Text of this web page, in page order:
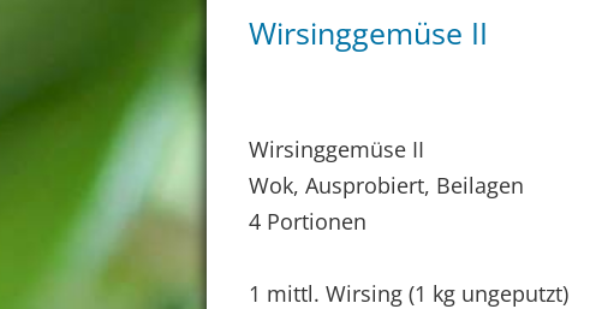
Wirsinggemüse II
Wirsinggemüse II
Wok, Ausprobiert, Beilagen
4 Portionen
1 mittl. Wirsing (1 kg ungeputzt)